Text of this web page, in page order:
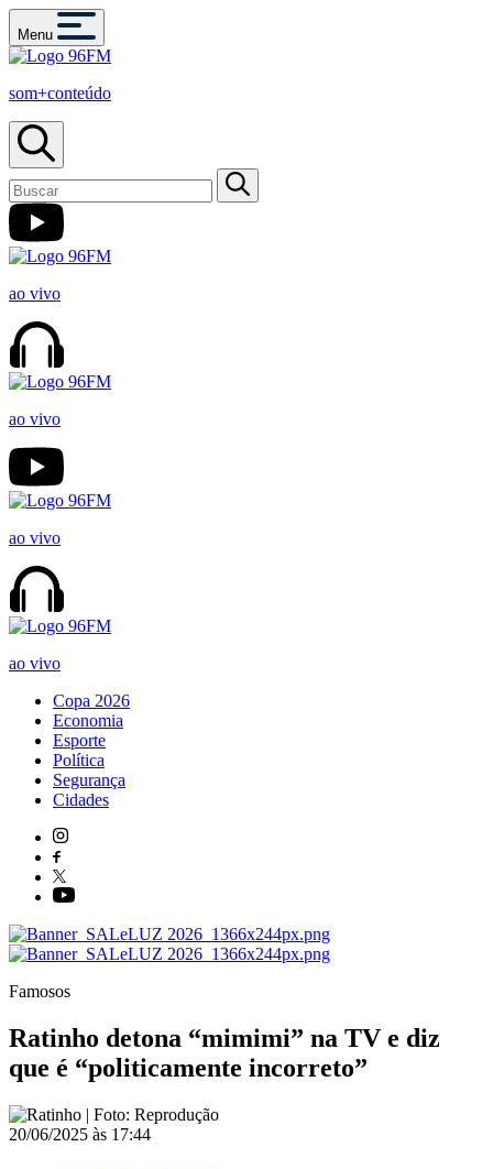
Menu
som+conteúdo
ao vivo
ao vivo
ao vivo
ao vivo
Copa 2026
Economia
Esporte
Política
Segurança
Cidades
Famosos
Ratinho detona “mimimi” na TV e diz
que é “politicamente incorreto”
20/06/2025 às 17:44